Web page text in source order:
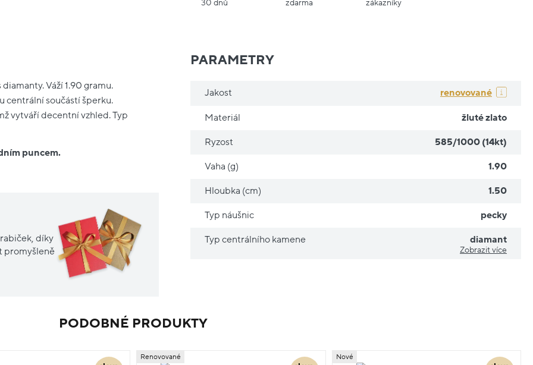
30 dnů
zdarma
zákazníky
Váží 1.90 gramu.
centrální součástí šperku.
vytváří decentní vzhled. Typ
puncem.
díky
promyšleně
PARAMETRY
Jakost renovované
Materiál žluté zlato
Ryzost 585/1000 (14kt)
Vaha (g) 1.90
Hloubka (cm) 1.50
Typ náušnic pecky
Typ centrálního kamene diamant
Zobrazit více
PODOBNÉ PRODUKTY
Renovované Nové